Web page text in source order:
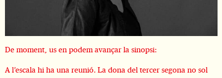
De moment, us en podem avançar la sinopsi:
A l’escala hi ha una reunió. La dona del tercer segona no sol